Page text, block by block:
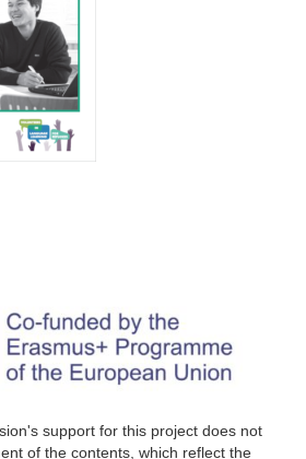
support for this project does not
of the contents, which reflect the